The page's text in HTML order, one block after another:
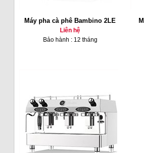
Máy pha cà phê Bambino 2LE
Liên hệ
Bảo hành : 12 tháng